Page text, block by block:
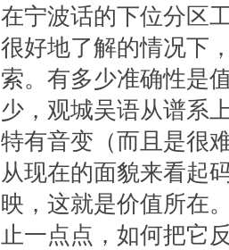
在宁波话的下位分区
很好地了解的情况下
索。有多少准确性是
少，观城吴语从谱系
特有音变（而且是很
从现在的面貌来看起
映，这就是价值所在
止一点点，如何把它